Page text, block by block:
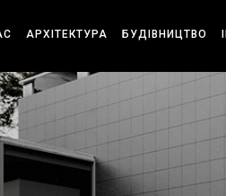
АРХІТЕКТУРА БУДІВНИЦТВО